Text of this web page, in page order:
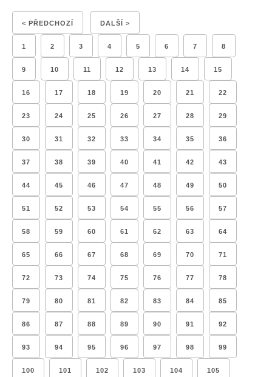
< PŘEDCHOZÍ DALŠÍ >
1 2 3 4 5 6 7 8
9 10 11 12 13 14 15
16 17 18 19 20 21 22
23 24 25 26 27 28 29
30 31 32 33 34 35 36
37 38 39 40 41 42 43
44 45 46 47 48 49 50
51 52 53 54 55 56 57
58 59 60 61 62 63 64
65 66 67 68 69 70 71
72 73 74 75 76 77 78
79 80 81 82 83 84 85
86 87 88 89 90 91 92
93 94 95 96 97 98 99
100 101 102 103 104 105